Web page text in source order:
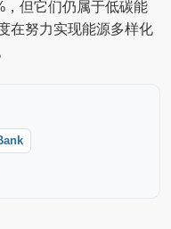
，但它们仍属于低碳能
在努力实现能源多样化